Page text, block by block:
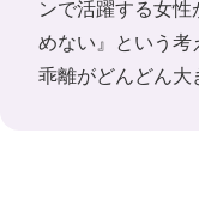
ンで活躍する女
めない』という
乖離がどんどん大